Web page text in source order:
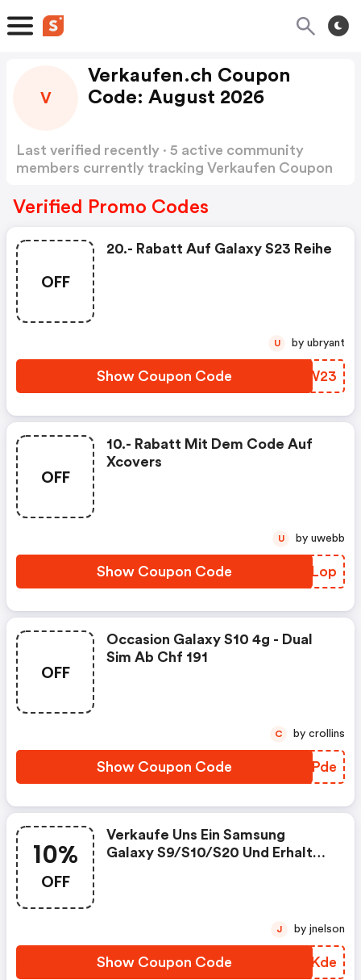
V
Verkaufen.ch Coupon
Code: August 2026
Last verified recently · 5 active community
members currently tracking Verkaufen Coupon
Verified Promo Codes
OFF
20.- Rabatt Auf Galaxy S23 Reihe
Show Coupon Code HFWW23
U by ubryant
OFF
10.- Rabatt Mit Dem Code Auf
Xcovers
Show Coupon Code JZHLop
U by uwebb
OFF
Occasion Galaxy S10 4g - Dual
Sim Ab Chf 191
Show Coupon Code VAPPde
C by crollins
10%
OFF
Verkaufe Uns Ein Samsung
Galaxy S9/s10/s20 Und Erhalte
Show Coupon Code BLXKde
J by jnelson